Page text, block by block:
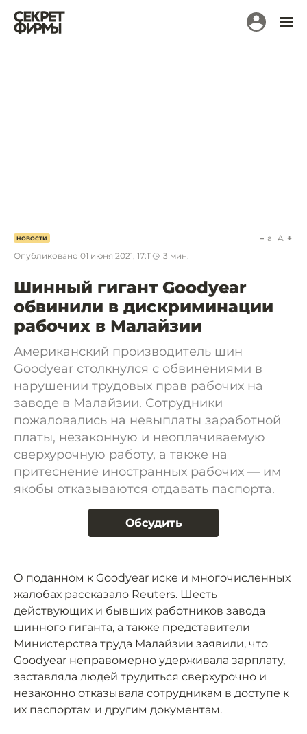
НОВОСТИ
Опубликовано 01 июня 2021, 17:11 3 мин.
a A
Шинный гигант Goodyear
обвинили в дискриминации
рабочих в Малайзии
Американский производитель шин
Goodyear столкнулся с обвинениями в
нарушении трудовых прав рабочих на
заводе в Малайзии. Сотрудники
пожаловались на невыплаты заработной
платы, незаконную и неоплачиваемую
сверхурочную работу, а также на
притеснение иностранных рабочих — им
якобы отказываются отдавать паспорта.
Обсудить
О поданном к Goodyear иске и многочисленных
жалобах рассказало Reuters. Шесть
действующих и бывших работников завода
шинного гиганта, а также представители
Министерства труда Малайзии заявили, что
Goodyear неправомерно удерживала зарплату,
заставляла людей трудиться сверхурочно и
незаконно отказывала сотрудникам в доступе к
их паспортам и другим документам.